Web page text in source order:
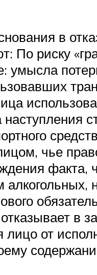
в
По риску
умысла
чье
факта,
в
от